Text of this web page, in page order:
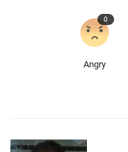
Angry
0